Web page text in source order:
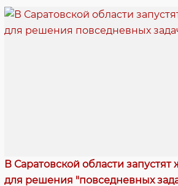
В Саратовской области
для решения "повседневных